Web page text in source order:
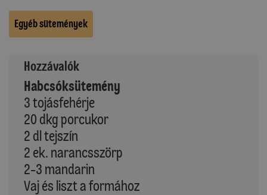
Egyéb sütemények
Hozzávalók
Habcsóksütemény
3 tojásfehérje
20 dkg porcukor
2 dl tejszín
2 ek. narancsszörp
2-3 mandarin
Vaj és liszt a formához